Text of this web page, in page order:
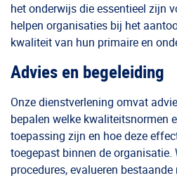
het onderwijs die essentieel zijn
helpen organisaties bij het
kwaliteit van hun primaire en
Advies en begeleiding
Onze dienstverlening omvat
bepalen welke kwaliteitsnormen
toepassing zijn en hoe deze
toegepast binnen de organisatie.
procedures, evalueren